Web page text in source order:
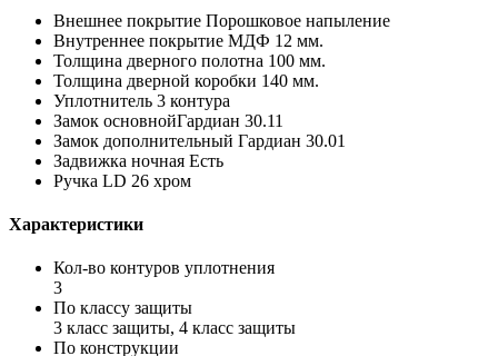
Внешнее покрытие Порошковое напыление
Внутреннее покрытие МДФ 12 мм.
Толщина дверного полотна 100 мм.
Толщина дверной коробки 140 мм.
Уплотнитель 3 контура
Замок основнойГардиан 30.11
Замок дополнительный Гардиан 30.01
Задвижка ночная Есть
Ручка LD 26 хром
Характеристики
Кол-во контуров уплотнения
3
По классу защиты
3 класс защиты, 4 класс защиты
По конструкции